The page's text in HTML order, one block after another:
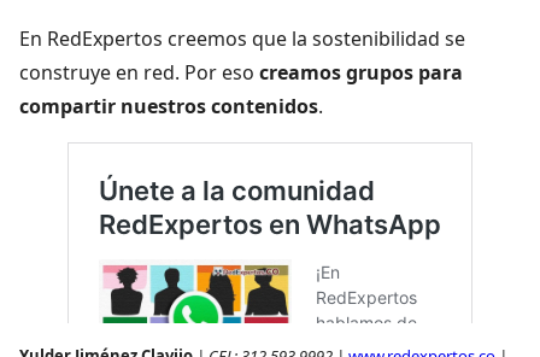
En RedExpertos creemos que la sostenibilidad se
construye en red. Por eso creamos grupos para
compartir nuestros contenidos.